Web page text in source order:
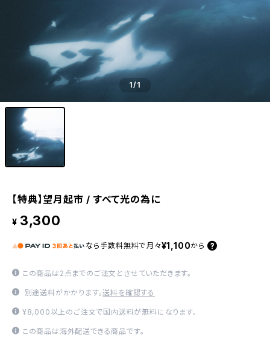
1/1
【特典】望月起市 / すべて光の為に
¥ 3,300
なら 手数料無料で 月々¥1,100から
この商品は2点までのご注文とさせていただきます。
別途送料がかかります。送料を確認する
¥8,000以上のご注文で国内送料が無料になります。
この商品は海外配送できる商品です。